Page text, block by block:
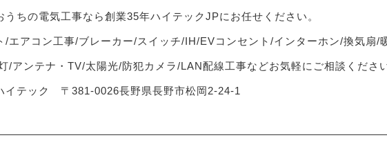
うちの電気工事なら創業35年ハイテックJPにお任せください。
/エアコン工事/ブレーカー/スイッチ/IH/EVコンセント/インターホン/換気扇/
/アンテナ・TV/太陽光/防犯カメラ/LAN配線工事などお気軽にご相談ください
イテック 〒381-0026長野県長野市松岡2-24-1